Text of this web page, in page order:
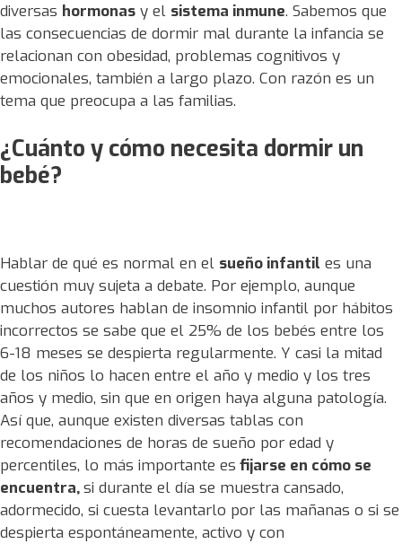
diversas hormonas y el sistema inmune. Sabemos que
las consecuencias de dormir mal durante la infancia se
relacionan con obesidad, problemas cognitivos y
emocionales, también a largo plazo. Con razón es un
tema que preocupa a las familias.
¿Cuánto y cómo necesita dormir un
bebé?
Hablar de qué es normal en el sueño infantil es una
cuestión muy sujeta a debate. Por ejemplo, aunque
muchos autores hablan de insomnio infantil por hábitos
incorrectos se sabe que el 25% de los bebés entre los
6-18 meses se despierta regularmente. Y casi la mitad
de los niños lo hacen entre el año y medio y los tres
años y medio, sin que en origen haya alguna patología.
Así que, aunque existen diversas tablas con
recomendaciones de horas de sueño por edad y
percentiles, lo más importante es fijarse en cómo se
encuentra,si durante el día se muestra cansado,
adormecido, si cuesta levantarlo por las mañanas o si se
despierta espontáneamente, activo y con